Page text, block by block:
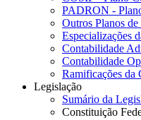
PADRON -
Outros Planos de
Especializações
Contabilidade
Contabilidade
Ramificações da
Legislação
Sumário da
Constituição